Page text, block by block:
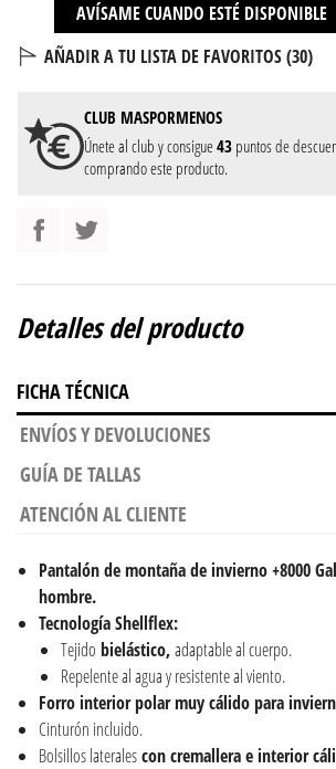
AVÍSAME CUANDO ESTÉ DISPONIBLE
AÑADIR A TU LISTA DE FAVORITOS (30)
CLUB MASPORMENOS
Únete al club y consigue43 puntos de
comprando este producto.
Detalles del producto
FICHA TÉCNICA
ENVÍOS Y DEVOLUCIONES
GUÍA DE TALLAS
ATENCIÓN AL CLIENTE
Pantalón de montaña de invierno +8000
hombre.
Tecnología Shellflex:
Tejido bielástico,adaptable al cuerpo.
Repelente al agua y resistente al viento.
Forro interior polar muy cálido para
Cinturón incluido.
Bolsillos lateralescon cremallera e interior